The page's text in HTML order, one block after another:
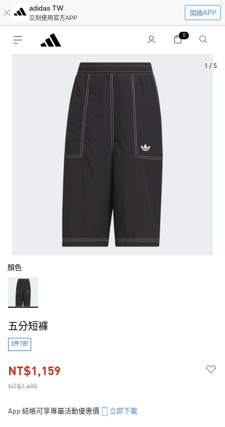
adidas TW
立刻使用官方APP
開啟APP
0
1 / 5
顏色
五分短褲
3件7折
NT$1,690
NT$1,159
App 結帳可享專屬活動優惠價 立即下載